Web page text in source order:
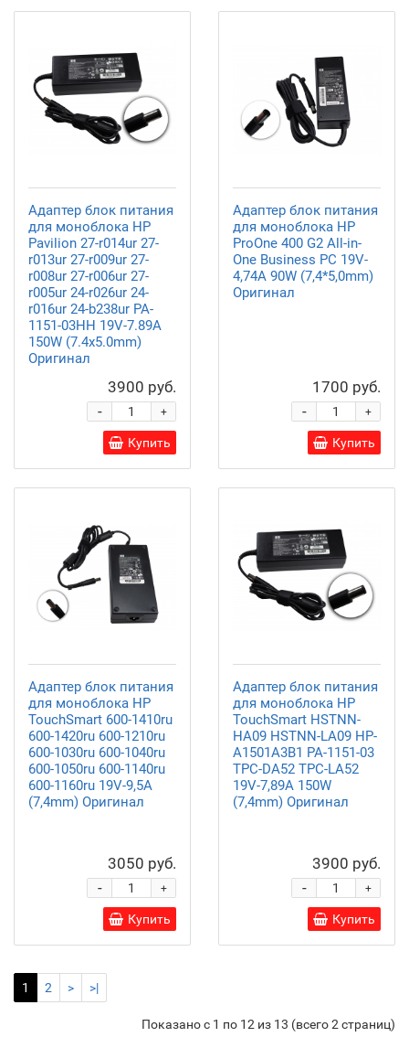
Адаптер блок питания
для моноблока HP
Pavilion 27-r014ur 27-
r013ur 27-r009ur 27-
r008ur 27-r006ur 27-
r005ur 24-r026ur 24-
r016ur 24-b238ur PA-
1151-03HH 19V-7.89A
150W (7.4х5.0mm)
Оригинал
3900 руб.
+
-
Купить
Адаптер блок питания
для моноблока HP
ProOne 400 G2 All-in-
One Business PC 19V-
4,74A 90W (7,4*5,0mm)
Оригинал
1700 руб.
+
-
Купить
Адаптер блок питания
для моноблока HP
TouchSmart 600-1410ru
600-1420ru 600-1210ru
600-1030ru 600-1040ru
600-1050ru 600-1140ru
600-1160ru 19V-9,5A
(7,4mm) Оригинал
3050 руб.
+
-
Купить
Адаптер блок питания
для моноблока HP
TouchSmart HSTNN-
HA09 HSTNN-LA09 HP-
A1501A3B1 PA-1151-03
TPC-DA52 TPC-LA52
19V-7,89A 150W
(7,4mm) Оригинал
3900 руб.
+
-
Купить
1 2 > >|
Показано с 1 по 12 из 13 (всего 2 страниц)